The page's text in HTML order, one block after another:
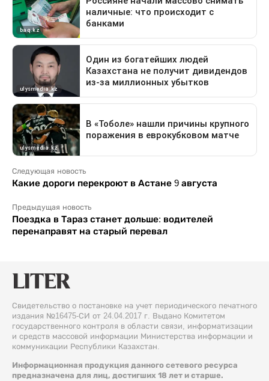
Следующая новость
Какие дороги перекроют в Астане 9 августа
Предыдущая новость
Поездка в Тараз станет дольше: водителей
перенаправят на старый перевал
Свидетельство о постановке на учет периодического печатного
издания №16475-СИ от 24.04.2017 г. Выдано Комитетом
государственного контроля в области связи, информатизации
и средств массовой информации Министерства информации и
коммуникации Республики Казахстан.
Информационная продукция данного сетевого ресурса
предназначена для лиц, достигших 18 лет и старше.